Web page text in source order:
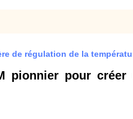
de régulation de la
pionnier pour